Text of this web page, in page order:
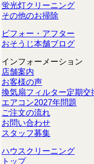
蛍光灯クリーニング
その他のお掃除
ビフォー・アフター
おそうじ本舗ブログ
インフォーメーション
店舗案内
お客様の声
換気扇フィルター定期交
エアコン2027年問題
ご注文の流れ
お問い合わせ
スタッフ募集
ハウスクリーニング
トップ